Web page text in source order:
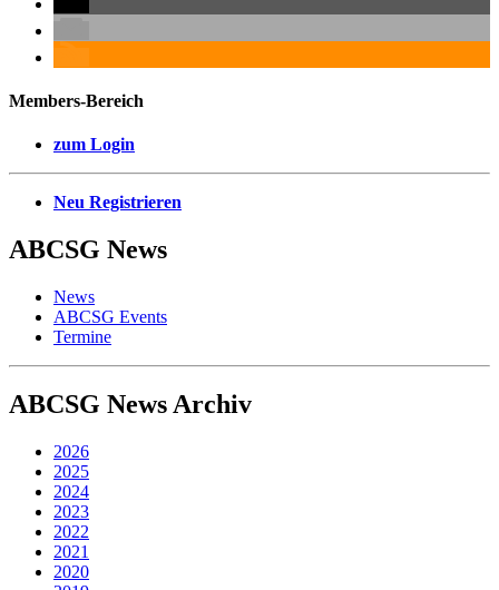
Members-Bereich
zum Login
Neu Registrieren
ABCSG News
News
ABCSG Events
Termine
ABCSG News Archiv
2026
2025
2024
2023
2022
2021
2020